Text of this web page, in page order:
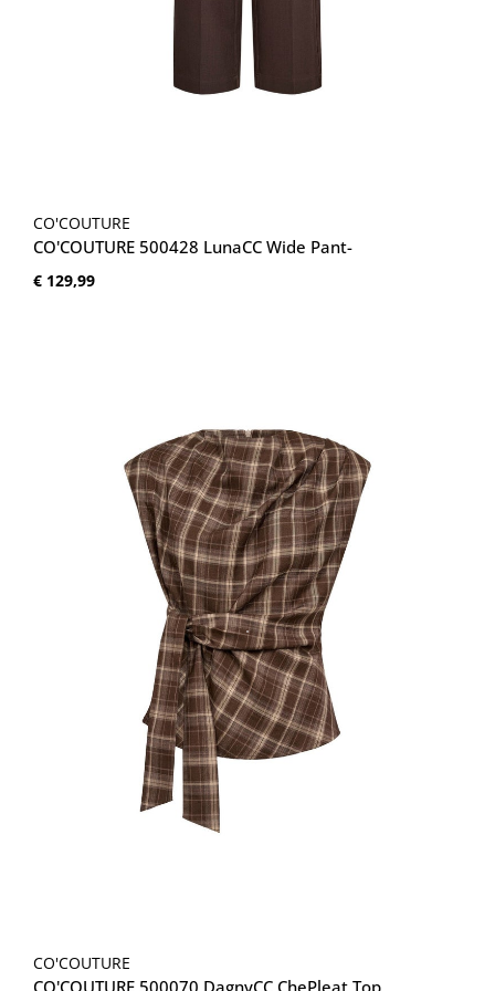
CO'COUTURE
CO'COUTURE 500428 LunaCC Wide Pant-
Normale prijs:
€ 129,99
CO'COUTURE
CO'COUTURE 500070 DagnyCC ChePleat Top